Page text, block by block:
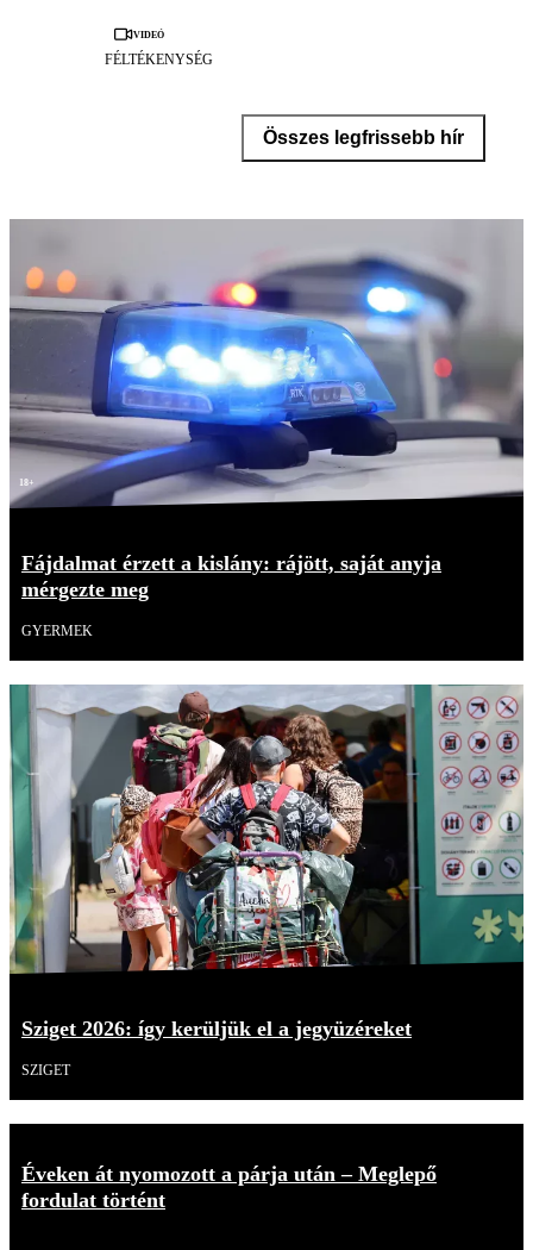
Videó
FÉLTÉKENYSÉG
Összes legfrissebb hír
18+
Fájdalmat érzett a kislány: rájött, saját anyja
mérgezte meg
GYERMEK
Sziget 2026: így kerüljük el a jegyüzéreket
SZIGET
Éveken át nyomozott a párja után – Meglepő
fordulat történt